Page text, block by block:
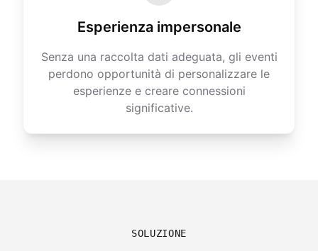
Esperienza impersonale
Senza una raccolta dati adeguata, gli eventi
perdono opportunità di personalizzare le
esperienze e creare connessioni
significative.
SOLUZIONE